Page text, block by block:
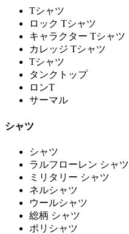
Tシャツ
ロック Tシャツ
キャラクター Tシャツ
カレッジ Tシャツ
Tシャツ
タンクトップ
ロンT
サーマル
シャツ
シャツ
ラルフローレン シャツ
ミリタリー シャツ
ネルシャツ
ウールシャツ
総柄 シャツ
ポリシャツ